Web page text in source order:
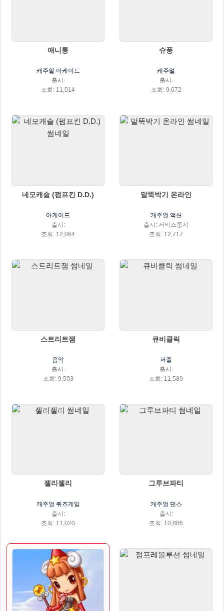
애니통
캐주얼 아케이드
출시:
조회: 11,014
슈퐁
캐주얼
출시:
조회: 9,672
네모캐슬 (펌프킨 D.D.)
아케이드
출시:
조회: 12,064
말뚝박기 온라인
캐주얼 액션
출시: 서비스중지
조회: 12,717
스트리트잼
음악
출시:
조회: 9,503
큐비클릭
퍼즐
출시:
조회: 11,589
젤리젤리
캐주얼 퀴즈게임
출시:
조회: 11,020
그루브파티
캐주얼 댄스
출시:
조회: 10,886